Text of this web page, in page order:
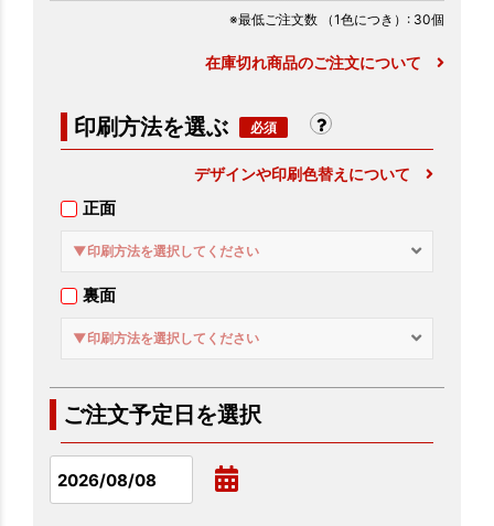
※最低ご注文数 （1色につき） : 30個
在庫切れ商品のご注文について
印刷方法を選ぶ
デザインや印刷色替えについて
正面
▼印刷方法を選択してください
裏面
▼印刷方法を選択してください
ご注文予定日を選択